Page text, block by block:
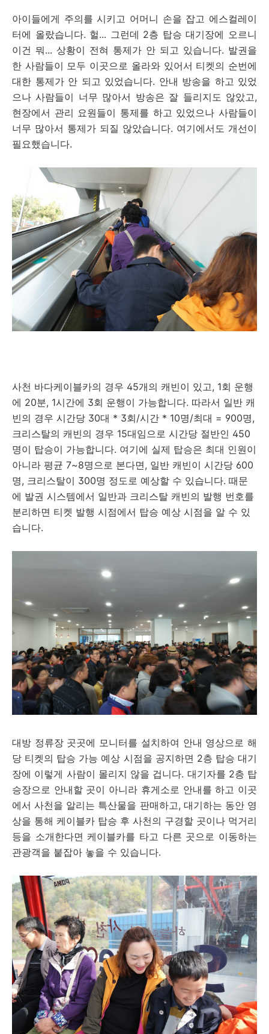
아이들에게 주의를 시키고 어머니 손을 잡고 에스컬레이
터에 올랐습니다. 헐... 그런데 2층 탑승 대기장에 오르니
이건 뭐... 상황이 전혀 통제가 안 되고 있습니다. 발권을
한 사람들이 모두 이곳으로 올라와 있어서 티켓의 순번에
대한 통제가 안 되고 있었습니다. 안내 방송을 하고 있었
으나 사람들이 너무 많아서 방송은 잘 들리지도 않았고,
현장에서 관리 요원들이 통제를 하고 있었으나 사람들이
너무 많아서 통제가 되질 않았습니다. 여기에서도 개선이
필요했습니다.
사천 바다케이블카의 경우 45개의 캐빈이 있고, 1회 운행
에 20분, 1시간에 3회 운행이 가능합니다. 따라서 일반 캐
빈의 경우 시간당 30대 * 3회/시간 * 10명/최대 = 900명,
크리스탈의 캐빈의 경우 15대임으로 시간당 절반인 450
명이 탑승이 가능합니다. 여기에 실제 탑승은 최대 인원이
아니라 평균 7~8명으로 본다면, 일반 캐빈이 시간당 600
명, 크리스탈이 300명 정도로 예상할 수 있습니다. 때문
에 발권 시스템에서 일반과 크리스탈 캐빈의 발행 번호를
분리하면 티켓 발행 시점에서 탑승 예상 시점을 알 수 있
습니다.
대방 정류장 곳곳에 모니터를 설치하여 안내 영상으로 해
당 티켓의 탑승 가능 예상 시점을 공지하면 2층 탑승 대기
장에 이렇게 사람이 몰리지 않을 겁니다. 대기자를 2층 탑
승장으로 안내할 곳이 아니라 휴게소로 안내를 하고 이곳
에서 사천을 알리는 특산물을 판매하고, 대기하는 동안 영
상을 통해 케이블카 탑승 후 사천의 구경할 곳이나 먹거리
등을 소개한다면 케이블카를 타고 다른 곳으로 이동하는
관광객을 붙잡아 놓을 수 있습니다.